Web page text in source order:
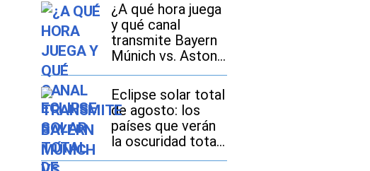
¿A qué hora juega
y qué canal
transmite Bayern
Múnich vs. Aston
Villa EN VIVO hoy,
con Luis Díaz, por
amistoso 2026 en
México, Estados
Unidos y España?
Eclipse solar total
de agosto: los
países que verán
la oscuridad total
y dónde se